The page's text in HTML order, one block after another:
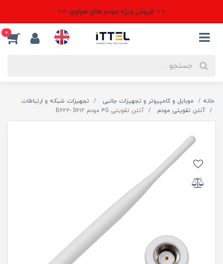
⭐⭐ فروش ویژه مودم های هواوی ⭐⭐
0
خانه موبایل و کامپیوتر و تجهیزات جانبی
تجهیزات شبکه و ارتباطات
آنتن تقویتی مودم
آنتن تقویتی ۴G مودم B622- b612